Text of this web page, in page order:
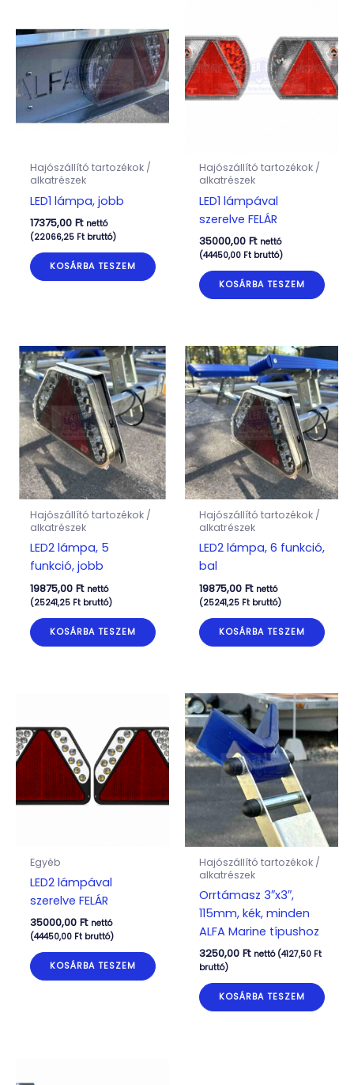
Hajószállító tartozékok /
alkatrészek
LED1 lámpa, jobb
17375,00 Ft nettó
(22066,25 Ftbruttó)
KOSÁRBA TESZEM
Hajószállító tartozékok /
alkatrészek
LED1 lámpával
szerelve FELÁR
35000,00 Ft nettó
(44450,00 Ftbruttó)
KOSÁRBA TESZEM
Hajószállító tartozékok /
alkatrészek
LED2 lámpa, 5
funkció, jobb
19875,00 Ft nettó
(25241,25 Ftbruttó)
KOSÁRBA TESZEM
Hajószállító tartozékok /
alkatrészek
LED2 lámpa, 6 funkció,
bal
19875,00 Ft nettó
(25241,25 Ftbruttó)
KOSÁRBA TESZEM
Egyéb
LED2 lámpával
szerelve FELÁR
35000,00 Ft nettó
(44450,00 Ftbruttó)
KOSÁRBA TESZEM
Hajószállító tartozékok /
alkatrészek
Orrtámasz 3″x3″,
115mm, kék, minden
ALFA Marine típushoz
3250,00 Ft nettó (4127,50 Ft
bruttó)
KOSÁRBA TESZEM